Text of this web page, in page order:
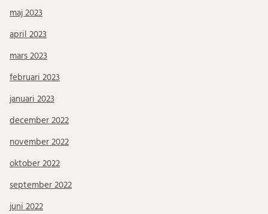
maj 2023
april 2023
mars 2023
februari 2023
januari 2023
december 2022
november 2022
oktober 2022
september 2022
juni 2022